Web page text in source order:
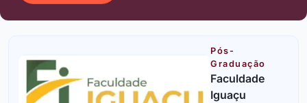
Pós-
Graduação
Faculdade
Iguaçu